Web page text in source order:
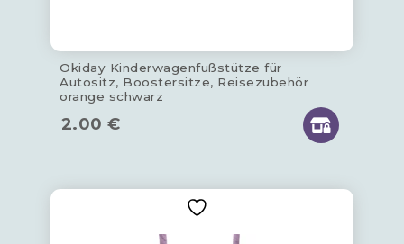
Okiday Kinderwagenfußstütze für
Autositz, Boostersitze, Reisezubehör
orange schwarz
2.00 €